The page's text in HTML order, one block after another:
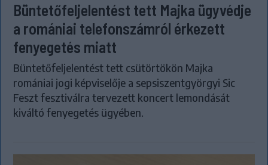
Büntetőfeljelentést tett Majka ügyvédje
a romániai telefonszámról érkezett
fenyegetés miatt
Büntetőfeljelentést tett csütörtökön Majka
romániai jogi képviselője a sepsiszentgyörgyi Sic
Feszt fesztiválra tervezett koncert lemondását
kiváltó fenyegetés ügyében.